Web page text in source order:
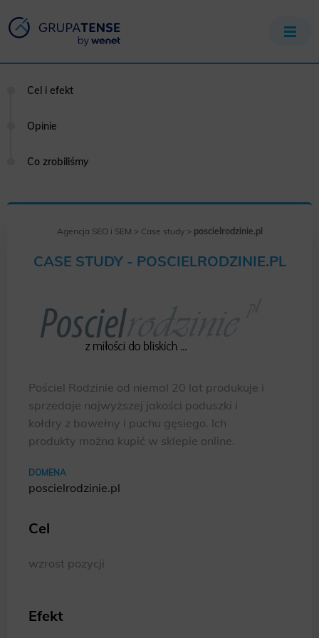
Cel i efekt
Opinie
Co zrobiliśmy
Agencja SEO i SEM > Case study> poscielrodzinie.pl
CASE STUDY - POSCIELRODZINIE.PL
Pościel Rodzinie od niemal 20 lat produkuje i
sprzedaje najwyższej jakości poduszki i
kołdry z bawełny i puchu gęsiego. Ich
produkty można kupić w sklepie online.
DOMENA
poscielrodzinie.pl
Cel
wzrost pozycji
Efekt